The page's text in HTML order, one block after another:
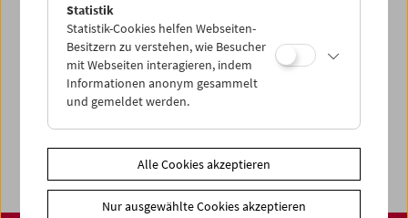
Filmsammlung
Film ONLINE
Filmbezogene Sammlung
Filmmuseum LAB
Statistik
Statistik-Cookies helfen Webseiten-
Besitzern zu verstehen, wie Besucher
mit Webseiten interagieren, indem
Informationen anonym gesammelt
und gemeldet werden.
Alle Cookies akzeptieren
Nur ausgewählte Cookies akzeptieren